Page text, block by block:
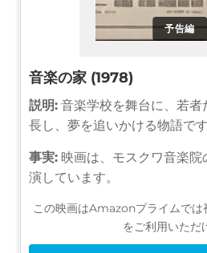
予告編
音楽の家 (1978)
説明: 音楽学校を舞台に、若
長し、夢を追いかける物語です
事実: 映画は、モスクワ音楽院
演しています。
この映画はAmazonプライムでは
をご利用いただ